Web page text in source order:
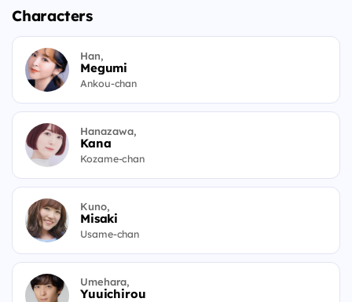
Characters
Han,
Megumi
Ankou-chan
Hanazawa,
Kana
Kozame-chan
Kuno,
Misaki
Usame-chan
Umehara,
Yuuichirou